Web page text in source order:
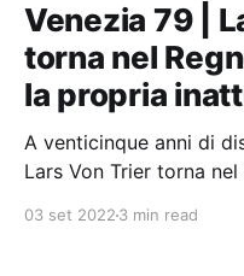
Venezia 79 |
torna nel
la propria
A venticinque anni di
Lars Von Trier torna
03 set 2022 3 min read